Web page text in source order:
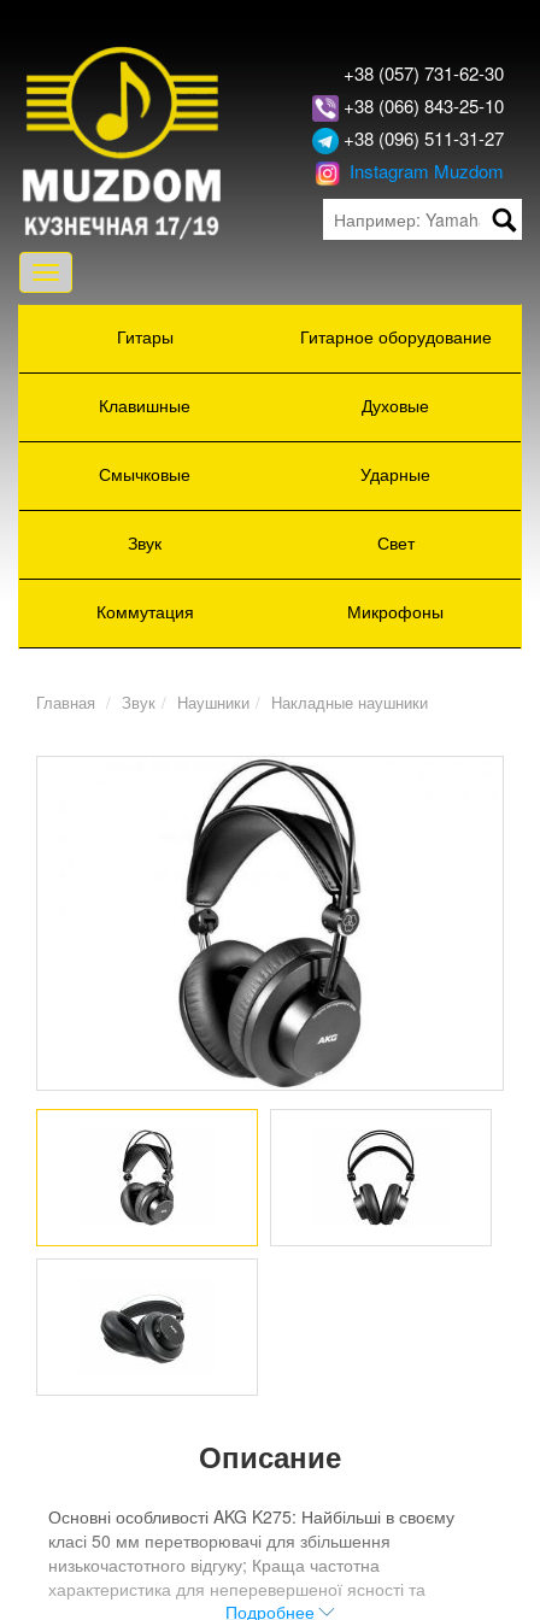
+38 (057) 731-62-30
+38 (066) 843-25-10
+38 (096) 511-31-27
Instagram Muzdom
Toggle
navigation
Гитары
Гитарное оборудование
Клавишные Духовые
Смычковые Ударные
Звук Свет
Коммутация Микрофоны
Главная Звук Наушники Накладные наушники
Описание
Основні особливості AKG K275: Найбільші в своєму
класі 50 мм перетворювачі для збільшення
низькочастотного відгуку; Краща частотна
характеристика для неперевершеної ясності та
деталізації; Відмінна чутливість і низький опір
Подробнее